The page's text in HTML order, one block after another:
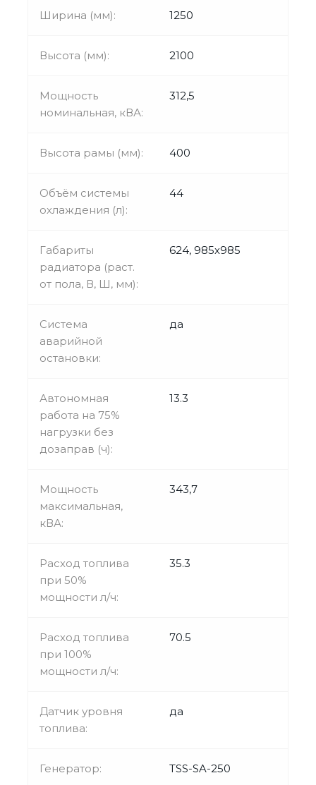
Ширина (мм): 1250
Высота (мм): 2100
Мощность
номинальная, кВА:
312,5
Высота рамы (мм): 400
Объём системы
охлаждения (л):
44
Габариты
радиатора (раст.
от пола, В, Ш, мм):
624, 985х985
Система
аварийной
остановки:
да
Автономная
работа на 75%
нагрузки без
дозаправ (ч):
13.3
Мощность
максимальная,
кВА:
343,7
Расход топлива
при 50%
мощности л/ч:
35.3
Расход топлива
при 100%
мощности л/ч:
70.5
Датчик уровня
топлива:
да
Генератор: TSS-SA-250